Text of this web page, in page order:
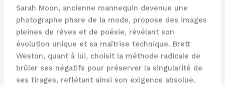
Sarah Moon, ancienne mannequin devenue une
photographe phare de la mode, propose des images
pleines de rêves et de poésie, révélant son
évolution unique et sa maîtrise technique. Brett
Weston, quant à lui, choisit la méthode radicale de
brûler ses négatifs pour préserver la singularité de
ses tirages, reflétant ainsi son exigence absolue.